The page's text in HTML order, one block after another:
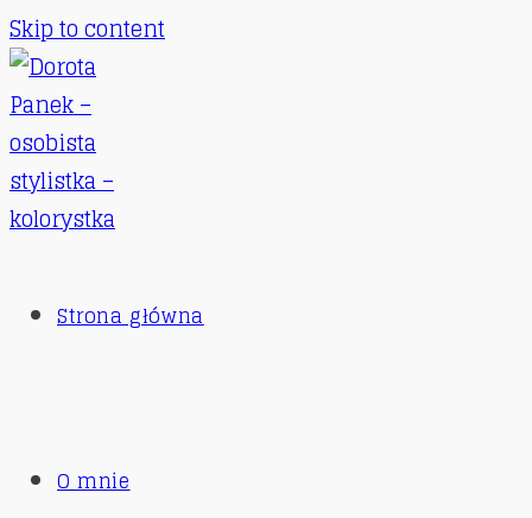
Skip to content
Strona główna
O mnie